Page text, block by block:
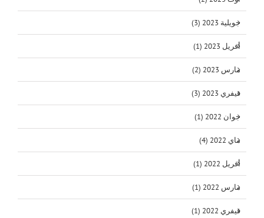
جويلية 2023 (3)
أفريل 2023 (1)
مارس 2023 (2)
فيفري 2023 (3)
جوان 2022 (1)
ماي 2022 (4)
أفريل 2022 (1)
مارس 2022 (1)
فيفري 2022 (1)